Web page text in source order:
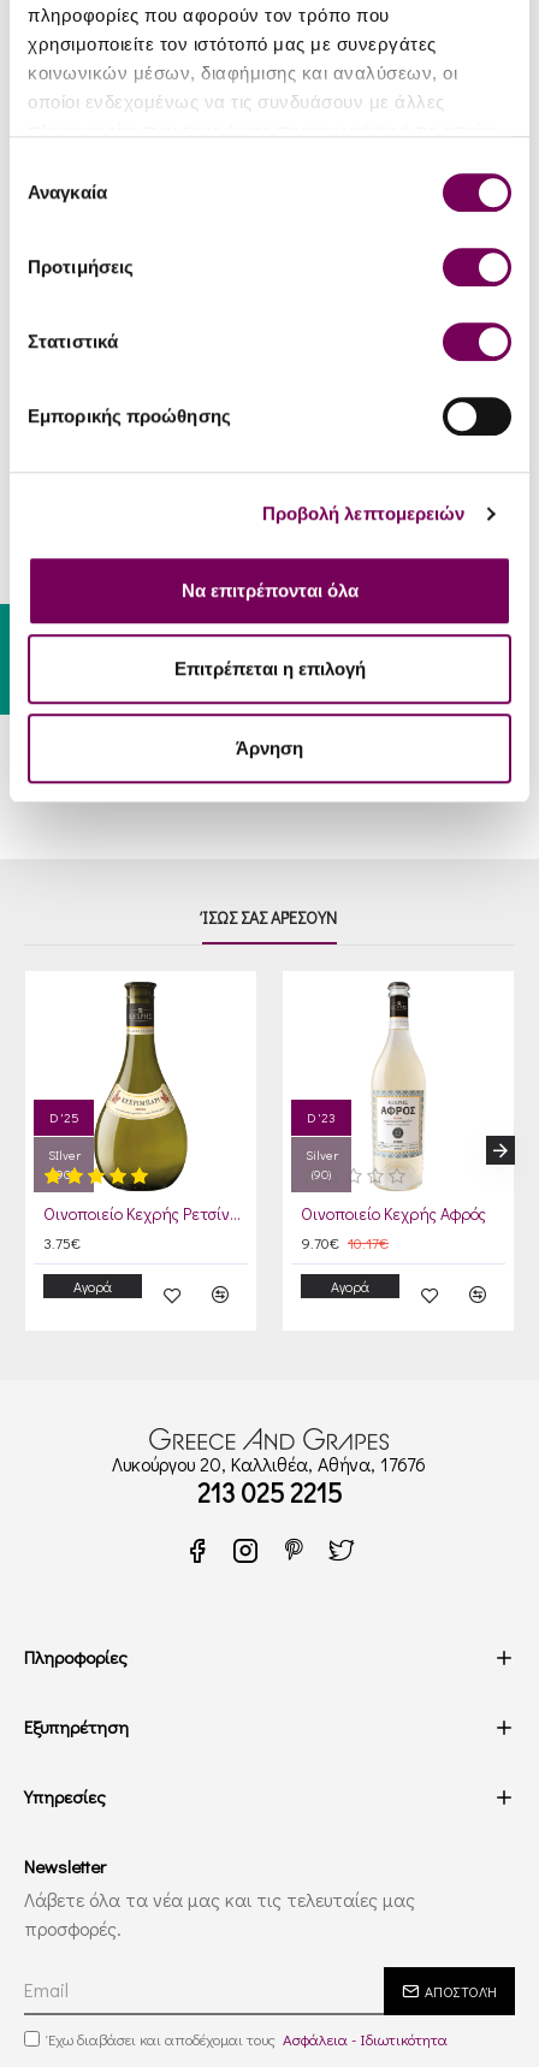
πληροφορίες που αφορούν τον τρόπο που
χρησιμοποιείτε τον ιστότοπό μας με συνεργάτες
κοινωνικών μέσων, διαφήμισης και αναλύσεων, οι
οποίοι ενδεχομένως να τις συνδυάσουν με άλλες
των υπηρεσιών τους.
συγκατάθεσης
Αναγκαία
Προτιμήσεις
Στατιστικά
Εμπορικής προώθησης
Προβολή λεπτομερειών
Να επιτρέπονται όλα
Επιτρέπεται η επιλογή
Άρνηση
Είδος
Ησυχος Ξηρός
Τύπος
Π.Γ.Ε. Πλαγιές Πάικου
Περιοχή
Θεσσαλονίκη
Αλκοολικός
τίτλος
φιάλης (lt)
Επιδέχεται παλαίωση
κρασιά
ΣΕΡΒΊΡΙΣΜΑ
παστίτσιο, μουσακάς, κίτρινα
τυριά.
Θερμοκρασία
16 - 18 °C
ΊΣΩΣ ΣΑΣ ΑΡΈΣΟΥΝ
D '25
SIlver
(90)
Οινοποιείο Κεχρής Ρετσίνα Κεχριμπάρι
3.75€
Αγορά
D '23
Silver
(90)
Οινοποιείο Κεχρής Αφρός
9.70€ 10.17€
Αγορά
Gift Card
Λυκούργου 20, Καλλιθέα, Αθήνα, 17676
213 025 2215
Πληροφορίες
Εξυπηρέτηση
Υπηρεσίες
Newsletter
Λάβετε όλα τα νέα μας και τις τελευταίες μας
προσφορές.
ΑΠΟΣΤΟΛΉ
Έχω διαβάσει και αποδέχομαι τους Ασφάλεια - Ιδιωτικότητα